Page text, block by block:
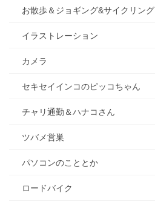
お散歩＆ジョギング&サイクリング
イラストレーション
カメラ
セキセイインコのピッコちゃん
チャリ通勤＆ハナコさん
ツバメ営巣
パソコンのこととか
ロードバイク